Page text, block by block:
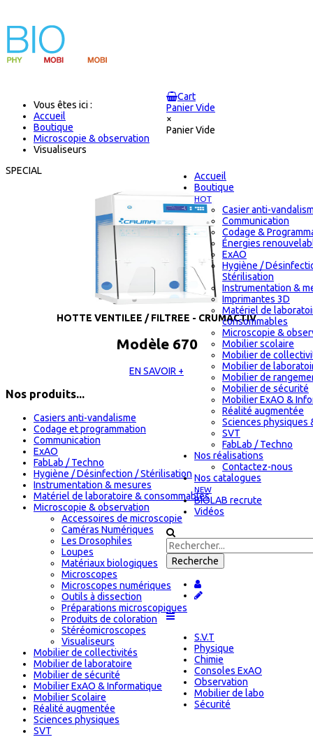
Cart
Panier Vide
×
Panier Vide
Accueil
Boutique
HOT
Casier anti-
Communication
Codage &
Énergies
ExAO
Hygiène /
Stérilisation
Instrumentation &
Imprimantes 3D
Matériel de
consommables
Microscopie &
Mobilier scolaire
Mobilier de
Mobilier de
Mobilier de
Mobilier de sécurité
Mobilier ExAO &
Réalité augmentée
Sciences physiques
SVT
FabLab / Techno
Nos réalisations
Contactez-nous
Nos catalogues
NEW
BIOLAB recrute
Vidéos
S.V.T
Physique
Chimie
Consoles ExAO
Observation
Mobilier de labo
Sécurité
Vous êtes ici :
Accueil
Boutique
Microscopie & observation
Visualiseurs
SPECIAL
HOTTE VENTILEE / FILTREE - CRUMACTIV
Modèle 670
EN SAVOIR +
Nos produits...
Casiers anti-vandalisme
Codage et programmation
Communication
ExAO
FabLab / Techno
Hygiène / Désinfection / Stérilisation
Instrumentation & mesures
Matériel de laboratoire & consommables
Microscopie & observation
Accessoires de microscopie
Caméras Numériques
Les Drosophiles
Loupes
Matériaux biologiques
Microscopes
Microscopes numériques
Outils à dissection
Préparations microscopiques
Produits de coloration
Stéréomicroscopes
Visualiseurs
Mobilier de collectivités
Mobilier de laboratoire
Mobilier de sécurité
Mobilier ExAO & Informatique
Mobilier Scolaire
Réalité augmentée
Sciences physiques
SVT